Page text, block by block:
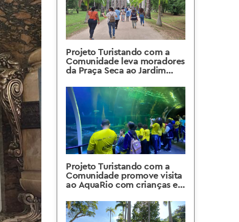
Projeto Turistando com a
Comunidade leva moradores
da Praça Seca ao Jardim
Projeto Turistando com a
Comunidade promove visita
ao AquaRio com crianças e
Adeus